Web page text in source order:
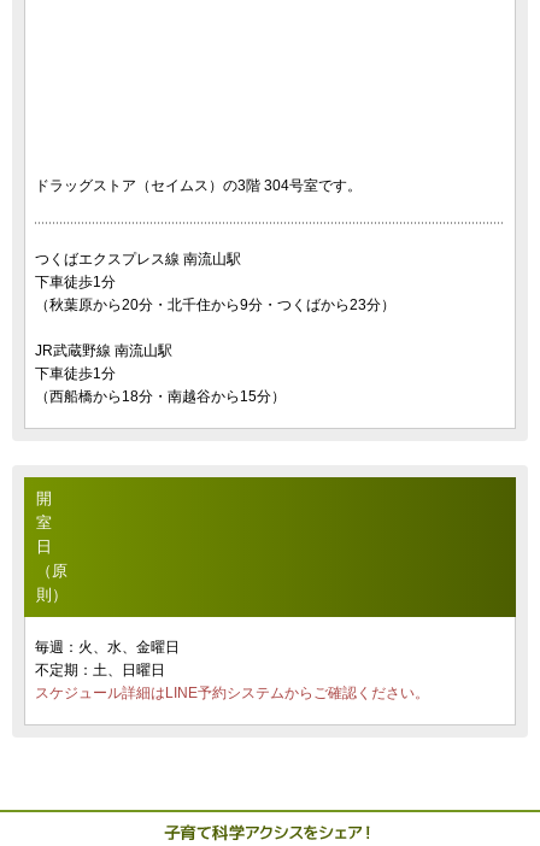
ドラッグストア（セイムス）の3階 304号室です。
つくばエクスプレス線 南流山駅
下車徒歩1分
（秋葉原から20分・北千住から9分・つくばから23分）
JR武蔵野線 南流山駅
下車徒歩1分
（西船橋から18分・南越谷から15分）
開
室
日
（原
則）
毎週：火、水、金曜日
不定期：土、日曜日
スケジュール詳細はLINE予約システムからご確認ください。